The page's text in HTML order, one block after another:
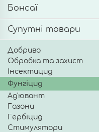
Бонсаї
Супутні товари
Добриво
Обробка та захист
Інсектицид
Фунгіцид
Ад'ювант
Газони
Гербіцид
Стимулятори